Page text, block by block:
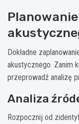
Dokładne
akustycznego. Zanim
przeprowadź analizę
Analiza
Rozpocznij od